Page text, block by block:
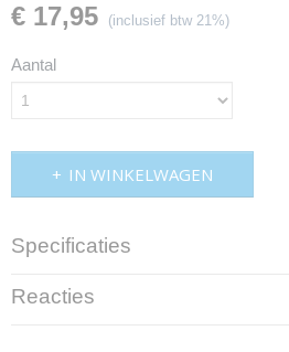
€ 17,95 (inclusief btw 21%)
Aantal
IN WINKELWAGEN
Specificaties
Productcode
cmo660490
Reacties